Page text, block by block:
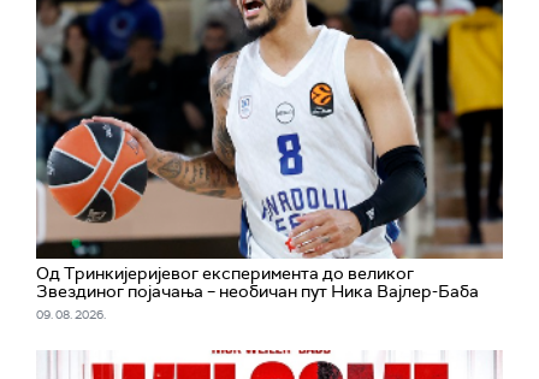
Од Тринкијеријевог експеримента до великог
Звездиног појачања – необичан пут Ника Вајлер-Баба
09. 08. 2026.